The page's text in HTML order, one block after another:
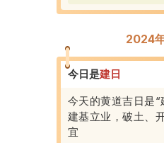
2024
今日是建 日
今天的黄道吉日是
建基立业，破土、
宜